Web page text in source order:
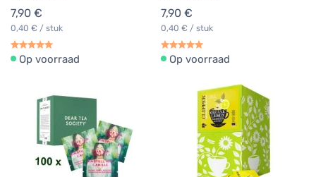
7,90 €
0,40 € / stuk
Op voorraad
7,90 €
0,40 € / stuk
Op voorraad